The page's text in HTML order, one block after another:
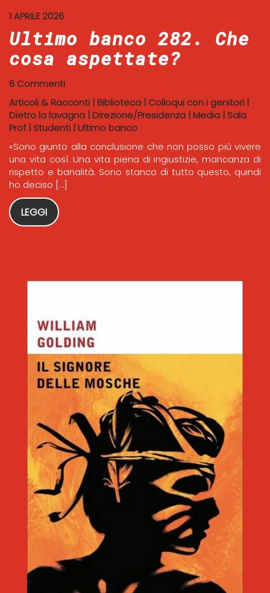
1 APRILE 2026
Ultimo banco 282. Che
cosa aspettate?
6 Commenti
Articoli & Racconti | Biblioteca | Colloqui con i genitori |
Dietro la lavagna | Direzione/Presidenza | Media | Sala
Prof| Studenti | Ultimo banco
«Sono giunto alla conclusione che non posso più vivere
una vita così. Una vita piena di ingiustizie, mancanza di
rispetto e banalità. Sono stanco di tutto questo, quindi
ho deciso […]
LEGGI